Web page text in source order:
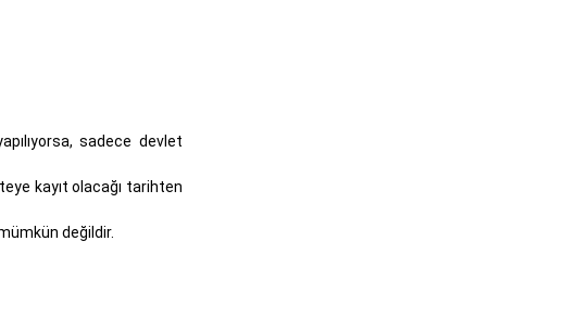
sadece devlet
kayıt olacağı tarihten
değildir.